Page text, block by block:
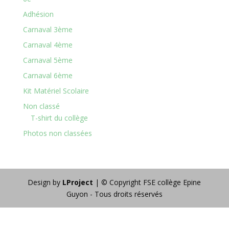
Adhésion
Carnaval 3ème
Carnaval 4ème
Carnaval 5ème
Carnaval 6ème
Kit Matériel Scolaire
Non classé
T-shirt du collège
Photos non classées
Design by LProject | © Copyright FSE collège Epine
Guyon - Tous droits réservés